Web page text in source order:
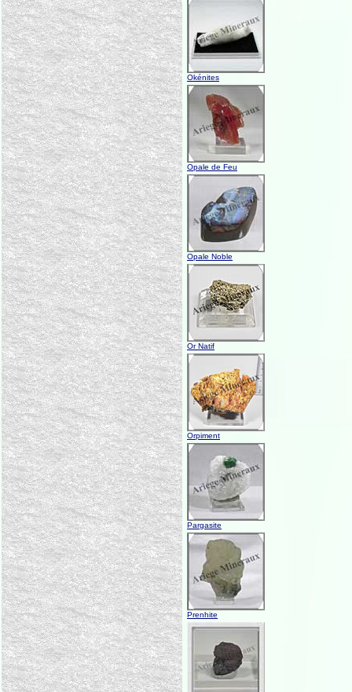
Okénites
Opale de Feu
Opale Noble
Or Natif
Orpiment
Pargasite
Prenhite